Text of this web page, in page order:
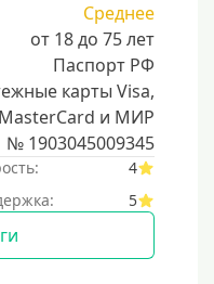
Среднее
от 18 до 75 лет
Паспорт РФ
карты Visa,
MasterCard и МИР
№ 1903045009345
4
5